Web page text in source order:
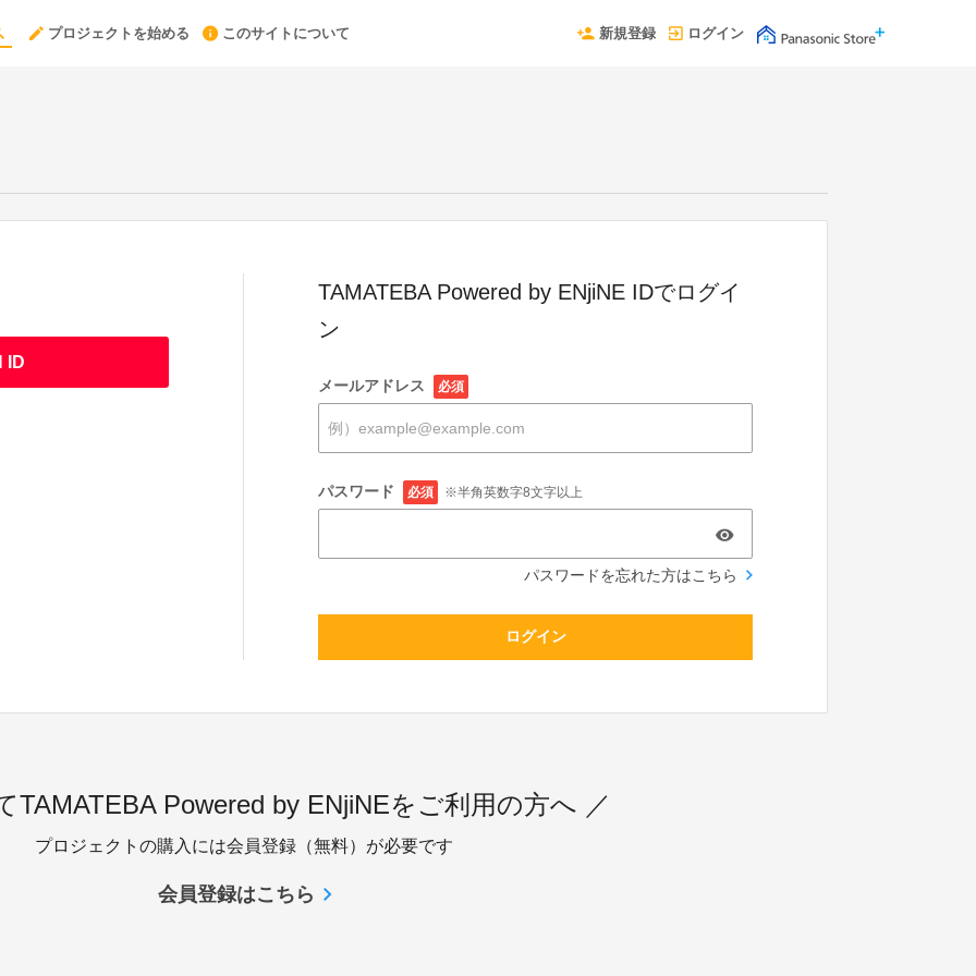
プロジェクトを始める このサイトについて 新規登録 ログイン
ID
TAMATEBA Powered by ENjiNE IDでログイ
ン
メールアドレス 必須
パスワード 必須 ※半角英数字8文字以上
パスワードを忘れた方はこちら
ログイン
TAMATEBA Powered by ENjiNEをご利用の方へ ／
プロジェクトの購入には会員登録（無料）が必要です
会員登録はこちら